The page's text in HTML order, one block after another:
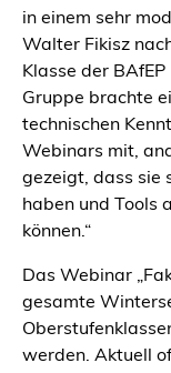
in einem sehr
Walter Fikisz
Klasse der
Gruppe brachte
technischen
Webinars mit,
gezeigt, dass sie
haben und Tools
können.“
Das Webinar
gesamte
werden. Aktuell